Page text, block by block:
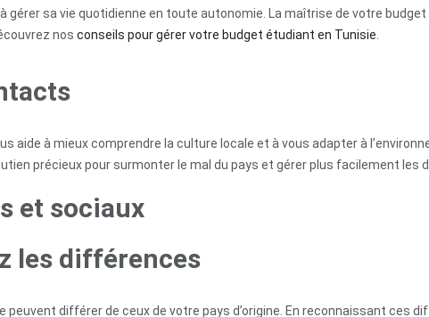
gérer sa vie quotidienne en toute autonomie. La maîtrise de votre
nos conseils pour gérer votre budget étudiant en Tunisie
aide à mieux comprendre la culture locale et à vous adapter à
précieux pour surmonter le mal du pays et gérer plus facilement les
et sociaux
les différences
différer de ceux de votre pays d’origine. En reconnaissant ces